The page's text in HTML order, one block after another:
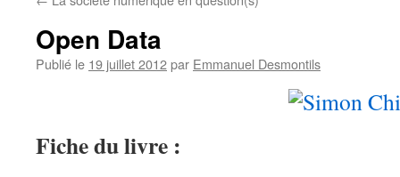
Open Data
Publié le 19 juillet 2012par Emmanuel Desmontils
Fiche du livre :